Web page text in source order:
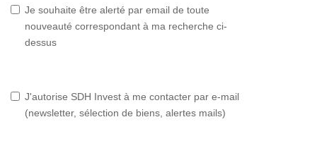
Je souhaite être alerté par email de toute
nouveauté correspondant à ma recherche ci-
dessus
J'autorise SDH Invest à me contacter par e-mail
(newsletter, sélection de biens, alertes mails)